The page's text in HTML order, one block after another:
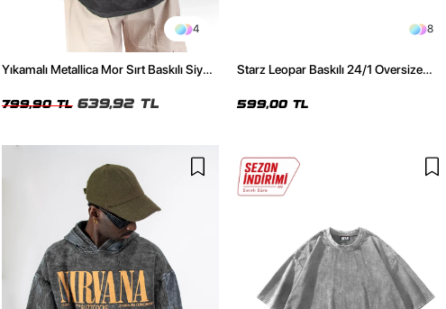
4
Yıkamalı Metallica Mor Sırt Baskılı Siyah
799,90 TL 639,92 TL
8
Starz Leopar Baskılı 24/1 Oversize
599,00 TL